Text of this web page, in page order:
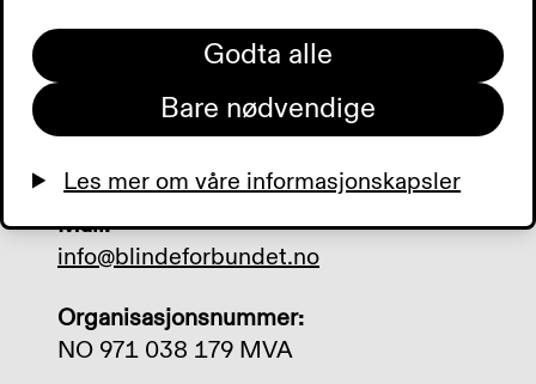
Postadresse:
Postboks 5900 Majorstuen, 0308 Oslo
Telefon:
Mail:
info@blindeforbundet.no
Organisasjonsnummer:
NO 971 038 179 MVA
Godta alle
Bare nødvendige
Les mer om våre informasjonskapsler